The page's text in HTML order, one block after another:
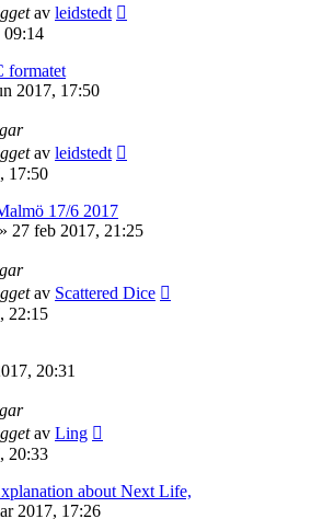
av leidstedt
09:14
formatet
2017, 17:50
av leidstedt
17:50
17/6 2017
» 27 feb 2017, 21:25
av Scattered Dice
22:15
20:31
av Ling
20:33
about Next Life,
2017, 17:26